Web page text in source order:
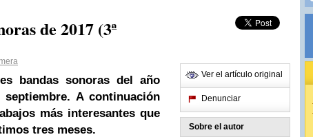
de 2017 (3ª
bandas sonoras del año
A continuación
más interesantes que
tres meses.
Ver el artículo original
Denunciar
Sobre el autor